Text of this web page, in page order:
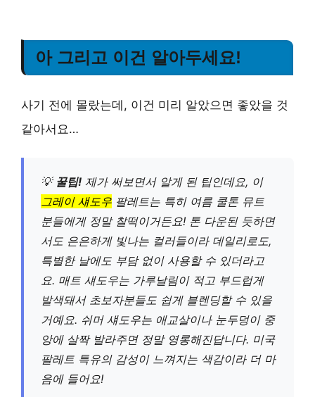
아 그리고 이건 알아두세요!
사기 전에 몰랐는데, 이건 미리 알았으면 좋았을 것
같아서요…
💡 꿀팁! 제가 써보면서 알게 된 팁인데요, 이
그레이 섀도우 팔레트는 특히 여름 쿨톤 뮤트
분들에게 정말 찰떡이거든요! 톤 다운된 듯하면
서도 은은하게 빛나는 컬러들이라 데일리로도,
특별한 날에도 부담 없이 사용할 수 있더라고
요. 매트 섀도우는 가루날림이 적고 부드럽게
발색돼서 초보자분들도 쉽게 블렌딩할 수 있을
거예요. 쉬머 섀도우는 애교살이나 눈두덩이 중
앙에 살짝 발라주면 정말 영롱해진답니다. 미국
팔레트 특유의 감성이 느껴지는 색감이라 더 마
음에 들어요!